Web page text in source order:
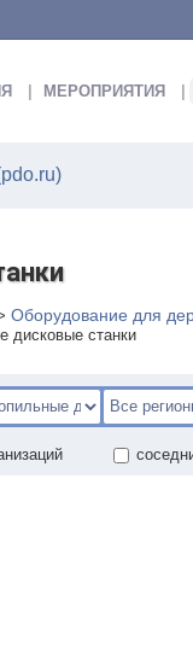
МЕРОПРИЯТИЯ
Оборудование для
дисковые станки